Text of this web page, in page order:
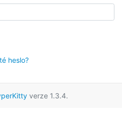
heslo?
verze 1.3.4.